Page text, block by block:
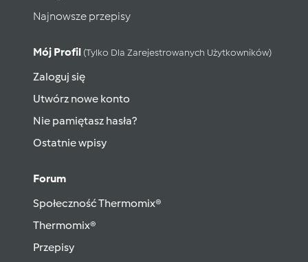
Najnowsze przepisy
Mój Profil (tylko Dla Zarejestrowanych Użytkowników)
Zaloguj się
Utwórz nowe konto
Nie pamiętasz hasła?
Ostatnie wpisy
Forum
Społeczność Thermomix®
Thermomix®
Przepisy